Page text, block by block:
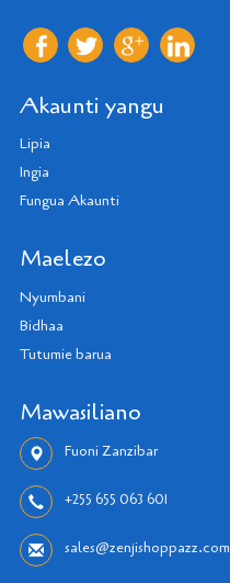
Akaunti yangu
Lipia
Ingia
Fungua Akaunti
Maelezo
Nyumbani
Bidhaa
Tutumie barua
Mawasiliano
Fuoni Zanzibar
+255 655 063 601
sales@zenjishoppazz.com